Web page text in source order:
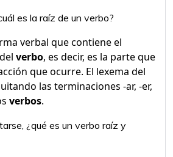
es la raíz de un verbo?
verbal que contiene el
verbo, es decir, es la parte que
que ocurre. El lexema del
las terminaciones -ar, -er,
verbos.
¿qué es un verbo raíz y